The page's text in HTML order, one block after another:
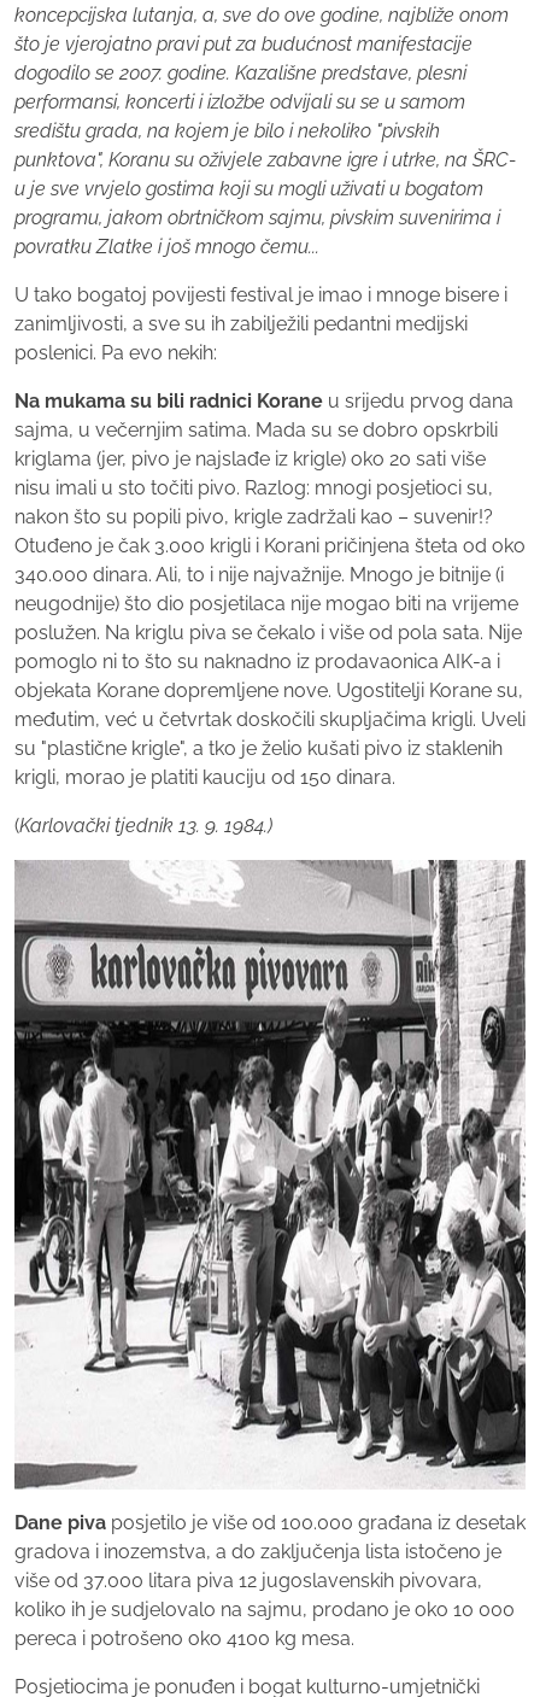
koncepcijska lutanja, a, sve do ove godine, najbliže onom
što je vjerojatno pravi put za budućnost manifestacije
dogodilo se 2007. godine. Kazališne predstave, plesni
performansi, koncerti i izložbe odvijali su se u samom
središtu grada, na kojem je bilo i nekoliko "pivskih
punktova", Koranu su oživjele zabavne igre i utrke, na ŠRC-
u je sve vrvjelo gostima koji su mogli uživati u bogatom
programu, jakom obrtničkom sajmu, pivskim suvenirima i
povratku Zlatke i još mnogo čemu...
U tako bogatoj povijesti festival je imao i mnoge bisere i
zanimljivosti, a sve su ih zabilježili pedantni medijski
poslenici. Pa evo nekih:
Na mukama su bili radnici Korane u srijedu prvog dana
sajma, u večernjim satima. Mada su se dobro opskrbili
kriglama (jer, pivo je najslađe iz krigle) oko 20 sati više
nisu imali u sto točiti pivo. Razlog: mnogi posjetioci su,
nakon što su popili pivo, krigle zadržali kao – suvenir!?
Otuđeno je čak 3.000 krigli i Korani pričinjena šteta od oko
340.000 dinara. Ali, to i nije najvažnije. Mnogo je bitnije (i
neugodnije) što dio posjetilaca nije mogao biti na vrijeme
poslužen. Na kriglu piva se čekalo i više od pola sata. Nije
pomoglo ni to što su naknadno iz prodavaonica AIK-a i
objekata Korane dopremljene nove. Ugostitelji Korane su,
međutim, već u četvrtak doskočili skupljačima krigli. Uveli
su "plastične krigle", a tko je želio kušati pivo iz staklenih
krigli, morao je platiti kauciju od 150 dinara.
(Karlovački tjednik 13. 9. 1984.)
Dane piva posjetilo je više od 100.000 građana iz desetak
gradova i inozemstva, a do zaključenja lista istočeno je
više od 37.000 litara piva 12 jugoslavenskih pivovara,
koliko ih je sudjelovalo na sajmu, prodano je oko 10 000
pereca i potrošeno oko 4100 kg mesa.
Posjetiocima je ponuđen i bogat kulturno-umjetnički